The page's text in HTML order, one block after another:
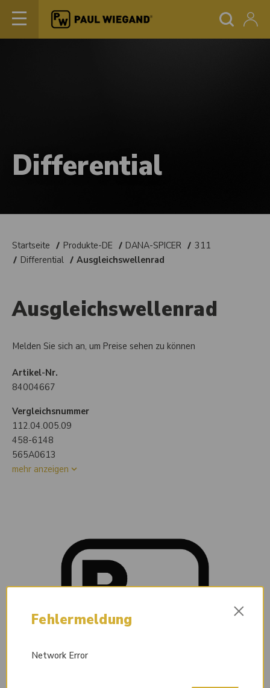
Differential
Startseite Produkte-DE DANA-SPICER
311
Differential
Ausgleichswellenrad
Ausgleichswellenrad
Melden Sie sich an, um Preise sehen zu können
Artikel-Nr.
84004667
Vergleichsnummer
112.04.005.09
458-6148
565A0613
mehr anzeigen
Fehlermeldung ×
Network Error